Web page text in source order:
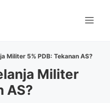
Militer 5% PDB: Tekanan AS?
Militer
AS?